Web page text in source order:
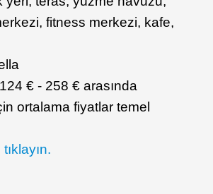
fitness merkezi, kafe,
€ - 258 € arasında
ortalama fiyatlar temel